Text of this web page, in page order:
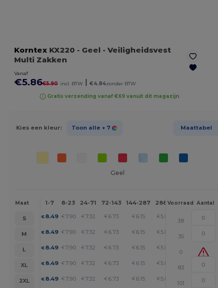
Korntex KX220 - Geel - Veiligheidsvest
Multi Zakken
Vanaf
€5.86€5.90 incl. BTW | €4.84zonder BTW
Gratis verzending vanaf €69 vanuit dit magazijn
Kies een kleur: Toon alle + 7 Maattabel
Geel
Maat 1-7 8-23 24-71 72-143 144-287 288 + Meer
Voorraad Aantal
S €8.49 € 7.90 € 7.32 € 6.73 € 6.15 € 5.86 +
38
M
€8.49 € 7.90 € 7.32 € 6.73 € 6.15 € 5.86 +
35
L
€8.49 € 7.90 € 7.32 € 6.73 € 6.15 € 5.86 +
0
XL
€8.49 € 7.90 € 7.32 € 6.73 € 6.15 € 5.86 +
83
2XL
€8.49 € 7.90 € 7.32 € 6.73 € 6.15 € 5.86 +
101